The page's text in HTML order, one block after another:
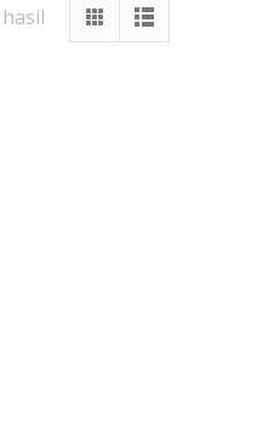
Diurutkan
menurut